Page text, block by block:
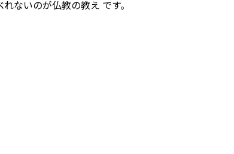
ないのが仏教の教え です。